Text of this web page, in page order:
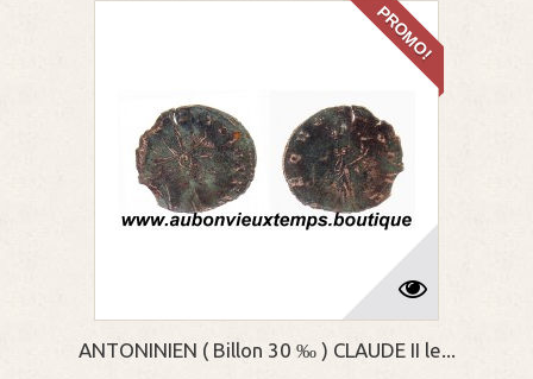
PROMO!
ANTONINIEN ( Billon 30 ‰ ) CLAUDE II le...